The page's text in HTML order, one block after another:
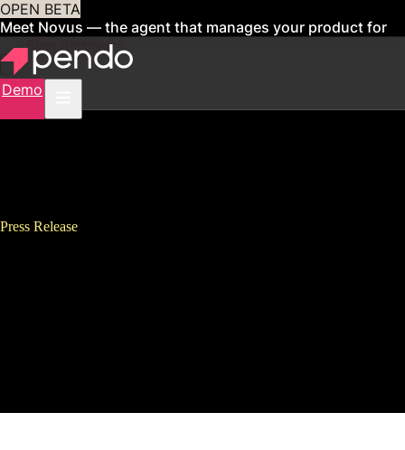
OPEN BETA
Meet Novus — the agent that manages your product for
youSign up now
Demo
Press Release